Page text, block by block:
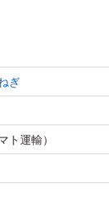
に適してます！
だきます。
。
ぎ
ト運輸）